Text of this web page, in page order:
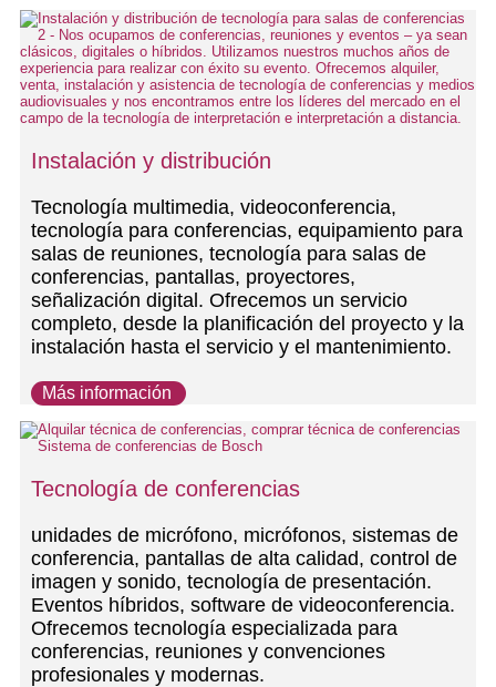
Instalación y distribución
Tecnología multimedia, videoconferencia,
tecnología para conferencias, equipamiento para
salas de reuniones, tecnología para salas de
conferencias, pantallas, proyectores,
señalización digital. Ofrecemos un servicio
completo, desde la planificación del proyecto y la
instalación hasta el servicio y el mantenimiento.
Más información
Tecnología de conferencias
unidades de micrófono, micrófonos, sistemas de
conferencia, pantallas de alta calidad, control de
imagen y sonido, tecnología de presentación.
Eventos híbridos, software de videoconferencia.
Ofrecemos tecnología especializada para
conferencias, reuniones y convenciones
profesionales y modernas.